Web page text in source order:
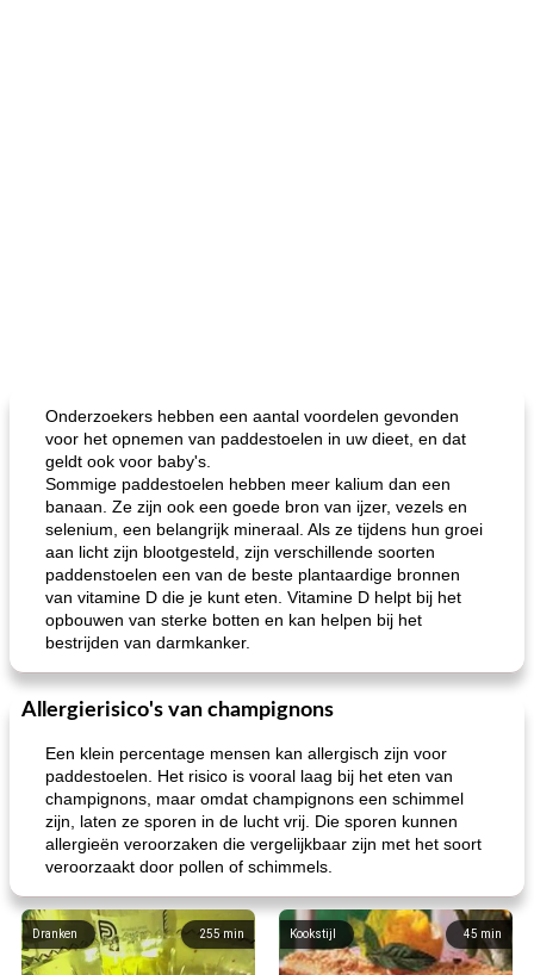
Onderzoekers hebben een aantal voordelen gevonden
voor het opnemen van paddestoelen in uw dieet, en dat
geldt ook voor baby's.
Sommige paddestoelen hebben meer kalium dan een
banaan. Ze zijn ook een goede bron van ijzer, vezels en
selenium, een belangrijk mineraal. Als ze tijdens hun groei
aan licht zijn blootgesteld, zijn verschillende soorten
paddenstoelen een van de beste plantaardige bronnen
van vitamine D die je kunt eten. Vitamine D helpt bij het
opbouwen van sterke botten en kan helpen bij het
bestrijden van darmkanker.
Allergierisico's van champignons
Een klein percentage mensen kan allergisch zijn voor
paddestoelen. Het risico is vooral laag bij het eten van
champignons, maar omdat champignons een schimmel
zijn, laten ze sporen in de lucht vrij. Die sporen kunnen
allergieën veroorzaken die vergelijkbaar zijn met het soort
veroorzaakt door pollen of schimmels.
255min
Dranken 45 min
Kookstijl